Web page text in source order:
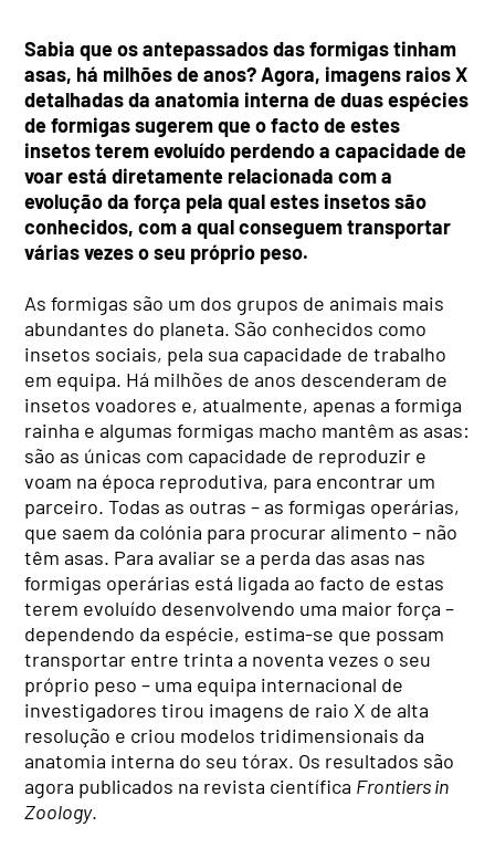
Sabia que os antepassados das formigas tinham
asas, há milhões de anos? Agora, imagens raios X
detalhadas da anatomia interna de duas espécies
de formigas sugerem que o facto de estes
insetos terem evoluído perdendo a capacidade de
voar está diretamente relacionada com a
evolução da força pela qual estes insetos são
conhecidos, com a qual conseguem transportar
várias vezes o seu próprio peso.
As formigas são um dos grupos de animais mais
abundantes do planeta. São conhecidos como
insetos sociais, pela sua capacidade de trabalho
em equipa. Há milhões de anos descenderam de
insetos voadores e, atualmente, apenas a formiga
rainha e algumas formigas macho mantêm as asas:
são as únicas com capacidade de reproduzir e
voam na época reprodutiva, para encontrar um
parceiro. Todas as outras – as formigas operárias,
que saem da colónia para procurar alimento – não
têm asas. Para avaliar se a perda das asas nas
formigas operárias está ligada ao facto de estas
terem evoluído desenvolvendo uma maior força –
dependendo da espécie, estima-se que possam
transportar entre trinta a noventa vezes o seu
próprio peso – uma equipa internacional de
investigadores tirou imagens de raio X de alta
resolução e criou modelos tridimensionais da
anatomia interna do seu tórax. Os resultados são
agora publicados na revista científica Frontiers in
Zoology.